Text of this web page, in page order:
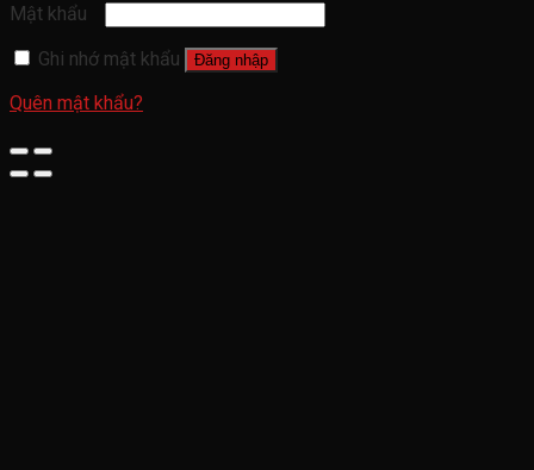
Mật khẩu
Ghi nhớ mật khẩu
Đăng nhập
Quên mật khẩu?